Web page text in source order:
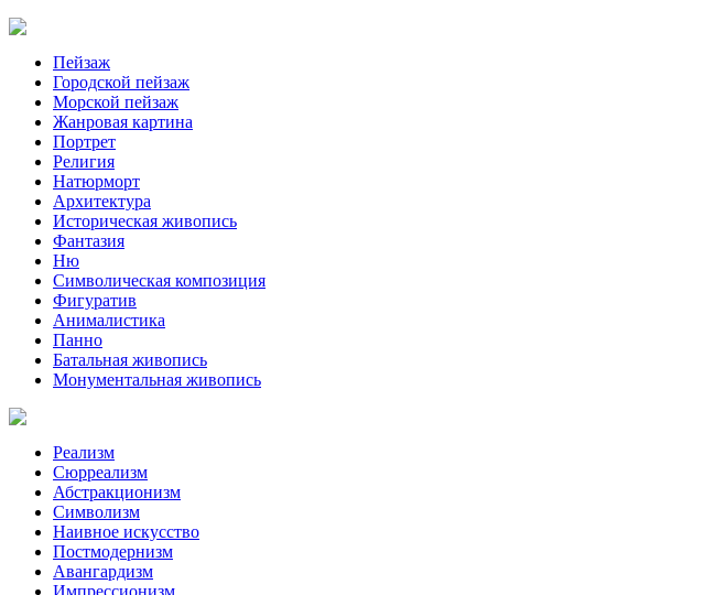
Пейзаж
Городской пейзаж
Морской пейзаж
Жанровая картина
Портрет
Религия
Натюрморт
Архитектура
Историческая живопись
Фантазия
Ню
Символическая композиция
Фигуратив
Анималистикa
Панно
Батальная живопись
Монументальная живопись
Реализм
Сюрреализм
Абстракционизм
Символизм
Наивное искусство
Постмодернизм
Авангардизм
Импрессионизм